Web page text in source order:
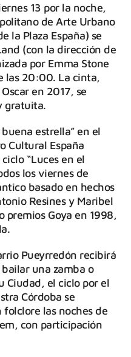
13 por la noche,
de Arte Urbano
la Plaza España) se
(con la dirección de
por Emma Stone
las 20:00. La cinta,
en 2017, se
gratuita.
estrella” en el
Cultural España
“Luces en el
los viernes de
basado en hechos
Resines y Maribel
premios Goya en 1998,
Pueyrredón recibirá
una zamba o
Ciudad, el ciclo por el
Córdoba se
las noches de
con participación